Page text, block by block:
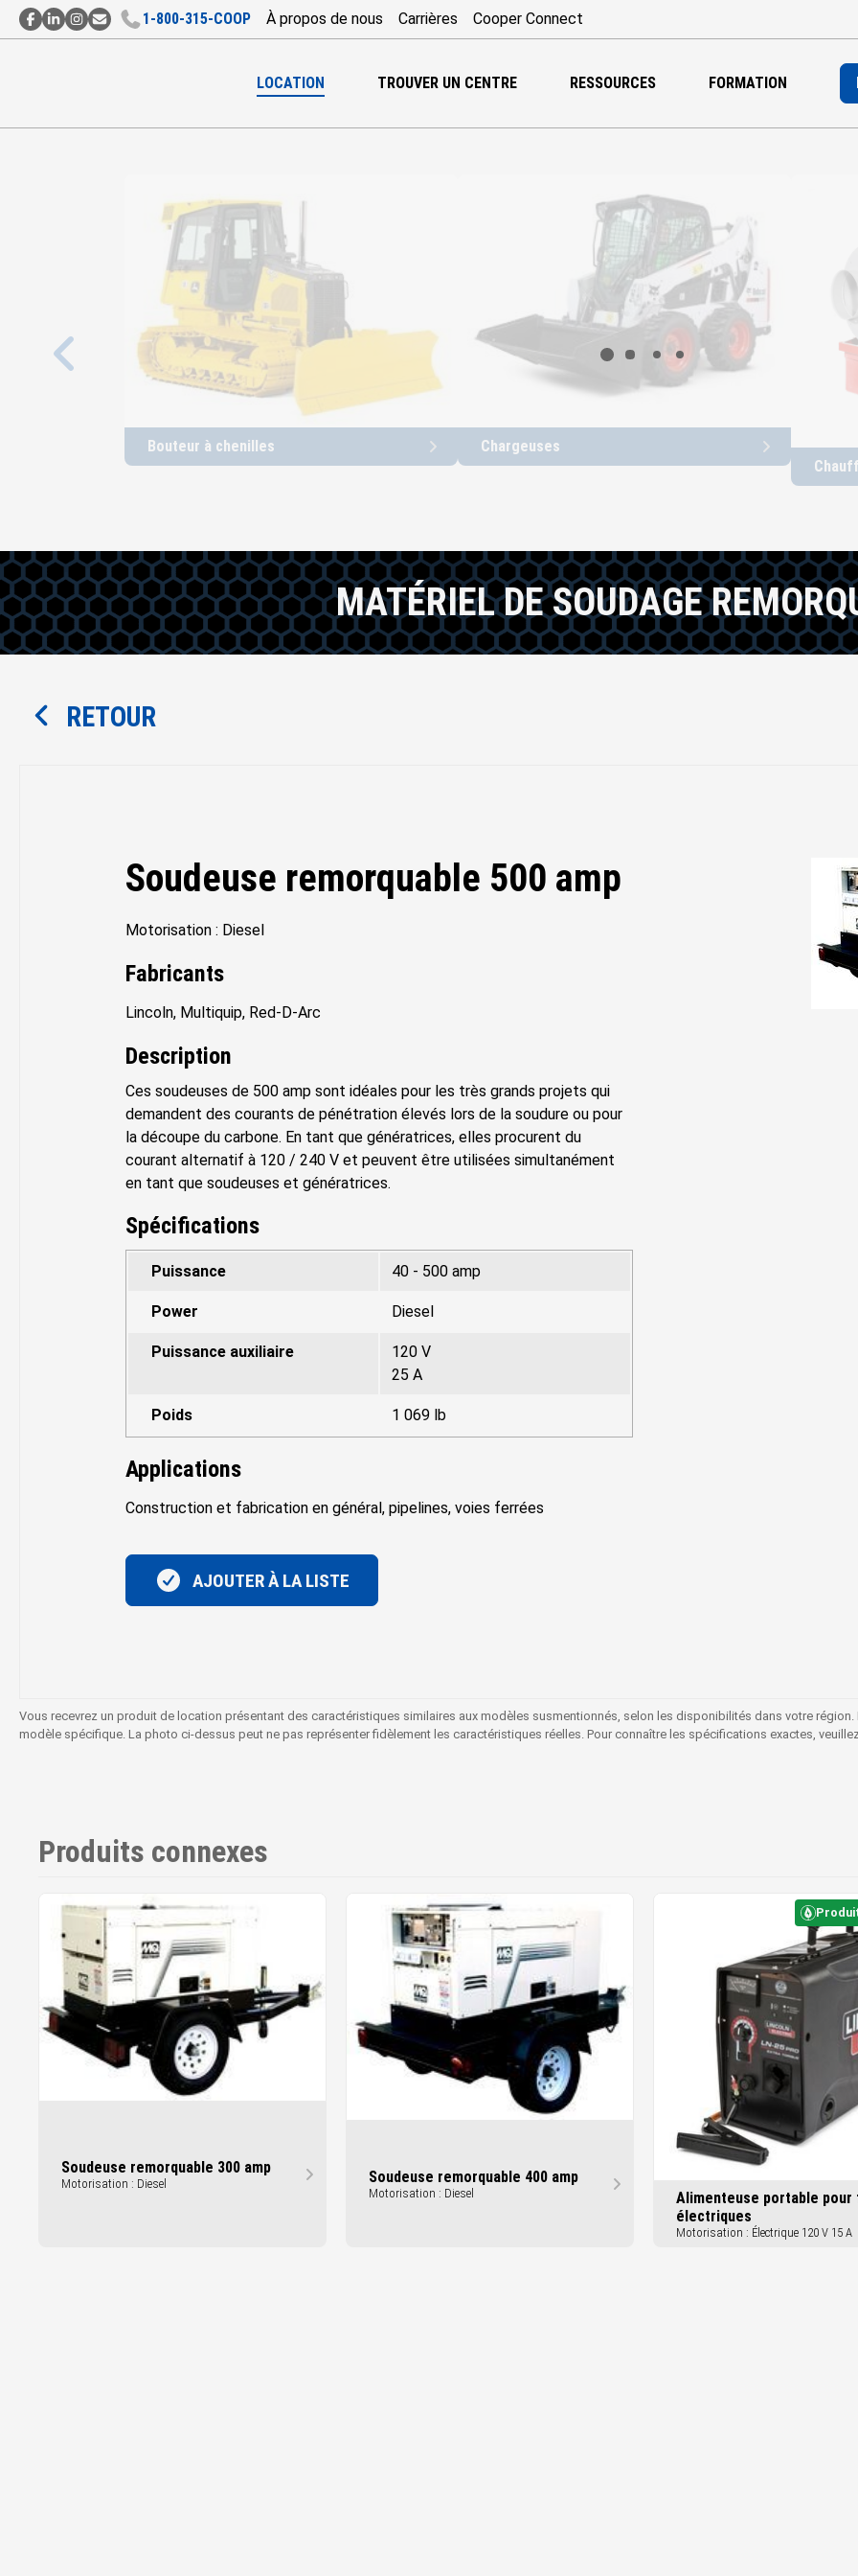
LOCATION TROUVER UN CENTRE RESSOURCES FORMATION
Contact
ContactContact
Abonnement
1‑800‑315‑COOP À propos de nous Carrières Cooper Connect
Chargement...
Bouteur à chenilles
Chargeuses
MATÉRIEL DE SOUDAGE
RETOUR
Soudeuse remorquable 500 amp
Motorisation : Diesel
Fabricants
Lincoln, Multiquip, Red-D-Arc
Description
Ces soudeuses de 500 amp sont idéales pour les très grands projets qui
demandent des courants de pénétration élevés lors de la soudure ou pour
la découpe du carbone. En tant que génératrices, elles procurent du
courant alternatif à 120 / 240 V et peuvent être utilisées simultanément
en tant que soudeuses et génératrices.
Spécifications
Puissance 40 - 500 amp
Power Diesel
Puissance auxiliaire
120 V
25 A
Poids 1 069 lb
Applications
Construction et fabrication en général, pipelines, voies ferrées
AJOUTER À LA LISTE
Vous recevrez un produit de location présentant des caractéristiques similaires aux modèles susmentionnés, selon les disponibilités dans votre
modèle spécifique. La photo ci-dessus peut ne pas représenter fidèlement les caractéristiques réelles. Pour connaître les spécifications exactes,
Produits connexes
Soudeuse remorquable 300 amp
Motorisation : Diesel Soudeuse remorquable 400 amp
Motorisation : Diesel
Alimenteuse portable pour
électriques
Motorisation : Électrique 120 V 15 A